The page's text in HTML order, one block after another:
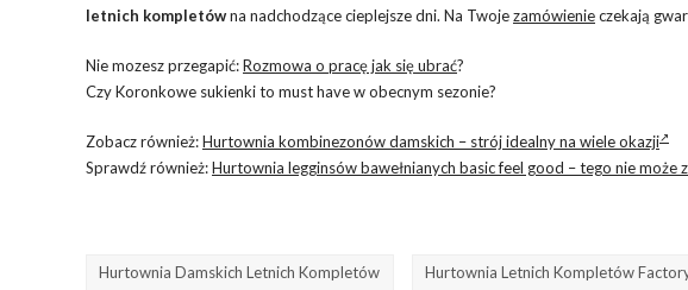
letnich kompletówna nadchodzące cieplejsze dni. Na Twojezamówienieczekają
Nie mozesz przegapić:Rozmowa o pracę jak się ubrać?
Czy Koronkowe sukienki to must have w obecnym sezonie?
Zobacz również:Hurtownia kombinezonów damskich – strój idealny na wiele okazji
Sprawdź również:Hurtownia legginsów bawełnianych basic feel good – tego nie może
Hurtownia Damskich Letnich Kompletów Hurtownia Letnich Kompletów